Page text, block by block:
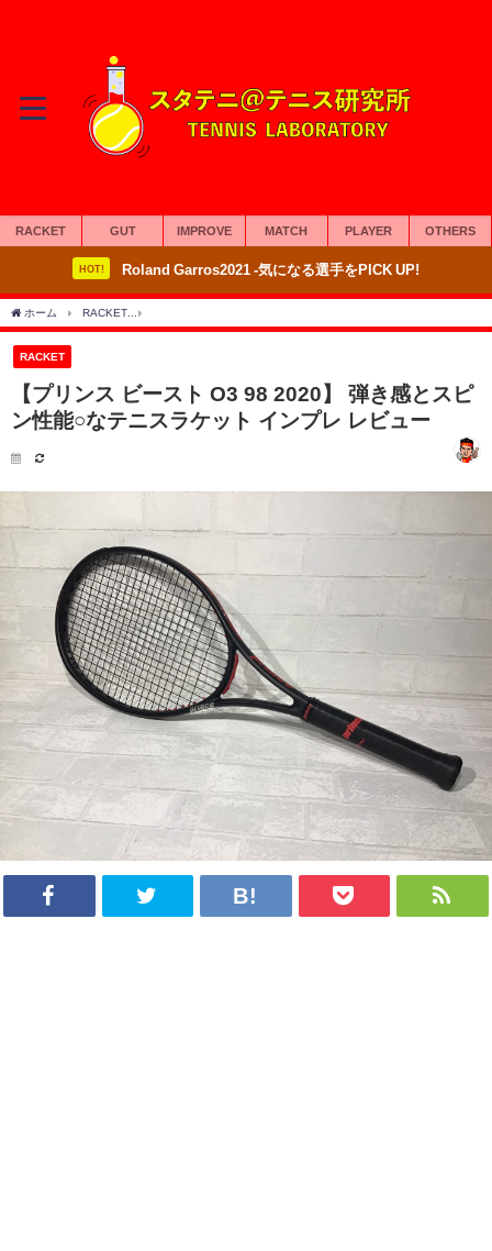
RACKET GUT IMPROVE MATCH PLAYER OTHERS
HOT! Roland Garros2021 -気になる選手をPICK UP!
ホーム RACKET
RACKET
【プリンス ビースト O3 98 2020】 弾き感とスピ
ン性能○なテニスラケット インプレ レビュー